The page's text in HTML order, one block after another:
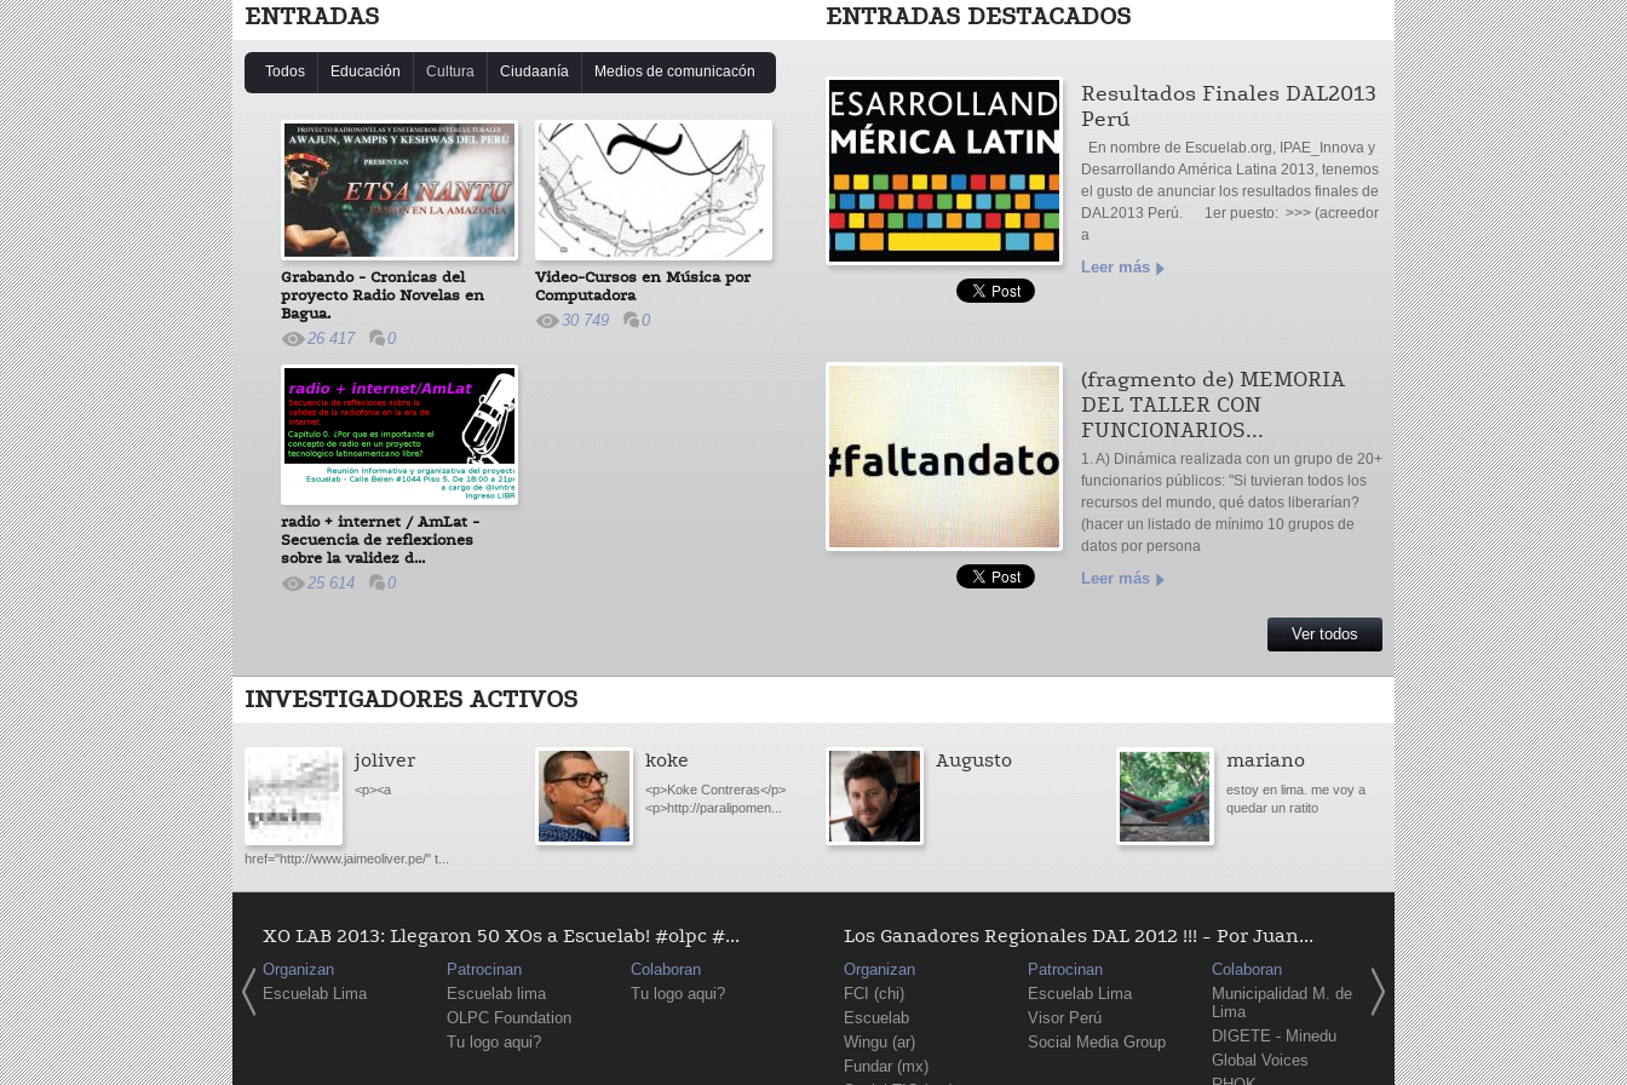
ENTRADAS
Todos Educación Cultura Ciudaanía Medios de comunicacón
Grabando - Cronicas del
proyecto Radio Novelas en
Bagua.
26 417
0
Video-Cursos en Música por
Computadora
30 749
0
radio + internet / AmLat -
Secuencia de reflexiones
sobre la validez d...
25 614
0
ENTRADAS DESTACADOS
Resultados Finales DAL2013
Perú
En nombre de Escuelab.org, IPAE_Innova y
Desarrollando América Latina 2013, tenemos
el gusto de anunciar los resultados finales de
DAL2013 Perú. 1er puesto: >>> (acreedor
a
Leer más
(fragmento de) MEMORIA
DEL TALLER CON
FUNCIONARIOS...
1. A) Dinámica realizada con un grupo de 20+
funcionarios públicos: "Si tuvieran todos los
recursos del mundo, qué datos liberarían?
(hacer un listado de mínimo 10 grupos de
datos por persona
Leer más
Ver todos
INVESTIGADORES ACTIVOS
joliver
<p><a
href="http://www.jaimeoliver.pe/" t...
koke
<p>Koke Contreras</p>
<p>http://paralipomen...
Augusto mariano
estoy en lima. me voy a
quedar un ratito
XO LAB 2013: Llegaron 50 XOs a Escuelab! #olpc #...
Organizan
Escuelab Lima
Patrocinan
Escuelab lima
OLPC Foundation
Tu logo aqui?
Colaboran
Tu logo aqui?
Los Ganadores Regionales DAL 2012 !!! - Por Juan...
Organizan
FCI (chi)
Escuelab
Wingu (ar)
Fundar (mx)
Patrocinan
Escuelab Lima
Visor Perú
Social Media Group
Colaboran
Municipalidad M. de
Lima
DIGETE - Minedu
Global Voices